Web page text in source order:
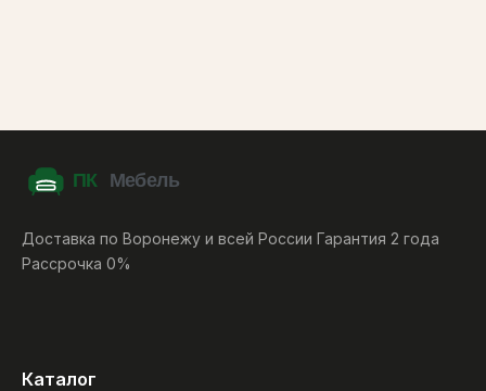
Доставка по Воронежу и всей России Гарантия 2 года
Рассрочка 0%
Каталог